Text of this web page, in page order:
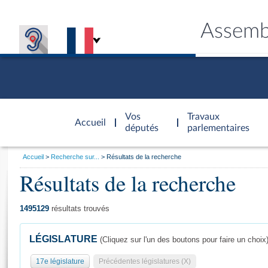
Accueil
d'accueil
Vos
députés
Travaux
parlementaires
Général
Vous
Accueil Recherche sur... Résultats de la recherche
Résultats de la recherche
1495129 résultats trouvés
LÉGISLATURE (Cliquez sur l'un des boutons pour faire un choix)
17e législature Précédentes législatures (X)